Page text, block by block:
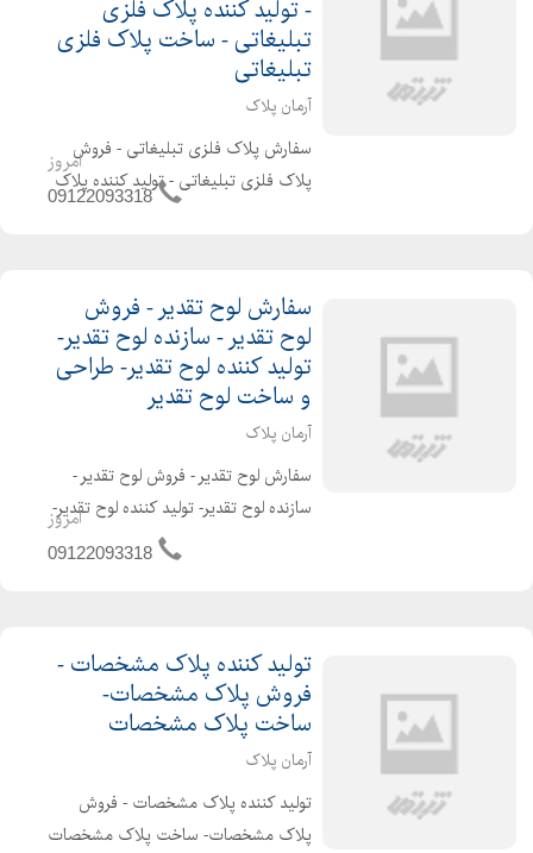
- تولید کننده پلاک فلزی
تبلیغاتی - ساخت پلاک فلزی
تبلیغاتی
آرمان پلاک
سفارش پلاک فلزی تبلیغاتی - فروش
پلاک فلزی تبلیغاتی - تولید کننده پلاک
مصرف کنندگان پلاک فلزی ت...
امروز
09122093318
سفارش لوح تقدیر - فروش
لوح تقدیر - سازنده لوح تقدیر-
تولید کننده لوح تقدیر- طراحی
و ساخت لوح تقدیر
آرمان پلاک
سفارش لوح تقدیر - فروش لوح تقدیر -
سازنده لوح تقدیر- تولید کننده لوح تقدیر-
طراحی و ساخت لوح تقدیر سفارش لوح
امروز
09122093318
تولید کننده پلاک مشخصات -
فروش پلاک مشخصات-
ساخت پلاک مشخصات
آرمان پلاک
تولید کننده پلاک مشخصات - فروش
پلاک مشخصات- ساخت پلاک مشخصات